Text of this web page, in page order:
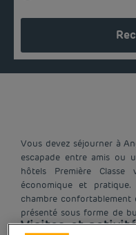
Vous devez séjourner à
escapade entre amis ou
hôtels Première
économique et
chambre confortablement
présenté sous forme de
services inclus, comme le
Visites et